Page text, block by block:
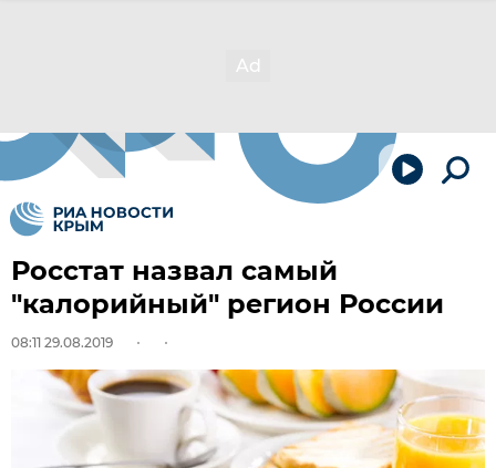
Росстат назвал самый
"калорийный" регион России
08:11 29.08.2019